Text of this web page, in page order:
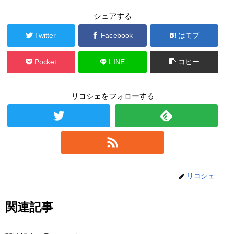
シェアする
Twitter Facebook はてブ
Pocket LINE コピー
リコシェをフォローする
リコシェ
関連記事